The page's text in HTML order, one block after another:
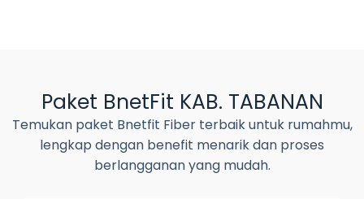
Paket BnetFit KAB. TABANAN
Temukan paket Bnetfit Fiber terbaik untuk rumahmu,
lengkap dengan benefit menarik dan proses
berlangganan yang mudah.